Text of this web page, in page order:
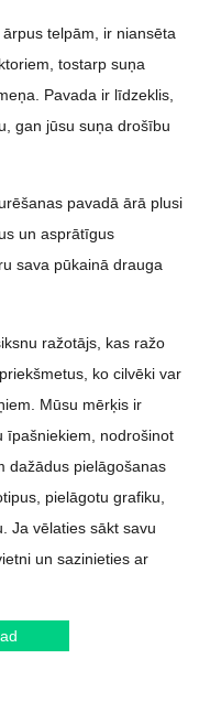
telpām, ir niansēta
tostarp suņa
Pavada ir līdzeklis,
gan jūsu suņa drošību
pavadā ārā plusi
un asprātīgus
sava pūkainā drauga
ražotājs, kas ražo
ko cilvēki var
Mūsu mērķis ir
īpašniekiem, nodrošinot
dažādus pielāgošanas
pielāgotu grafiku,
Ja vēlaties sākt savu
un sazinieties ar